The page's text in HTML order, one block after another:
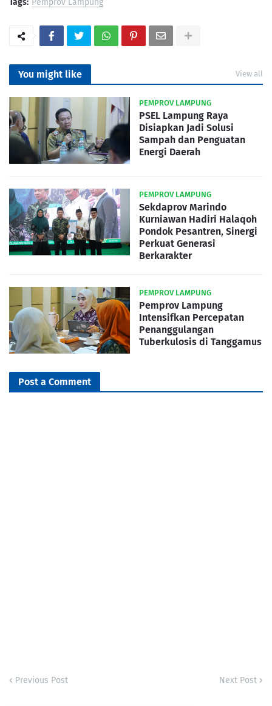
Tags: Pemprov Lampung
You might like View all
PEMPROV LAMPUNG
PSEL Lampung Raya
Disiapkan Jadi Solusi
Sampah dan Penguatan
Energi Daerah
PEMPROV LAMPUNG
Sekdaprov Marindo
Kurniawan Hadiri Halaqoh
Pondok Pesantren, Sinergi
Perkuat Generasi
Berkarakter
PEMPROV LAMPUNG
Pemprov Lampung
Intensifkan Percepatan
Penanggulangan
Tuberkulosis di Tanggamus
Post a Comment
Previous Post Next Post